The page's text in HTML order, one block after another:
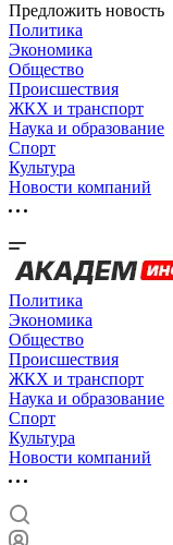
Предложить новость
Политика
Экономика
Общество
Происшествия
ЖКХ и транспорт
Наука и образование
Спорт
Культура
Новости компаний
Политика
Экономика
Общество
Происшествия
ЖКХ и транспорт
Наука и образование
Спорт
Культура
Новости компаний